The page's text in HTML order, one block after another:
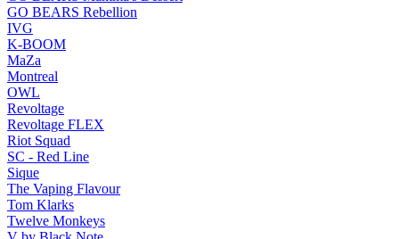
GO BEARS Rebellion
IVG
K-BOOM
MaZa
Montreal
OWL
Revoltage
Revoltage FLEX
Riot Squad
SC - Red Line
Sique
The Vaping Flavour
Tom Klarks
Twelve Monkeys